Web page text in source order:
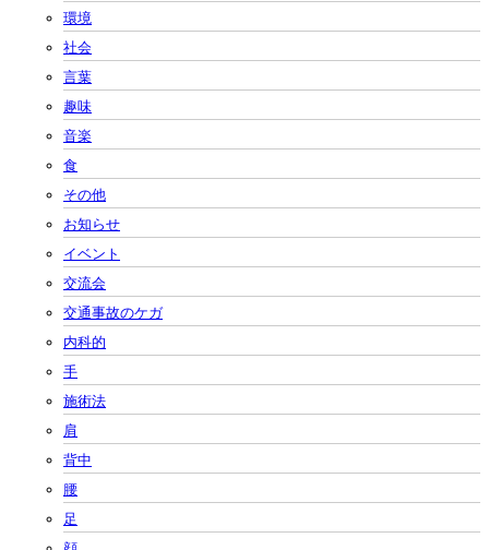
環境
社会
言葉
趣味
音楽
食
その他
お知らせ
イベント
交流会
交通事故のケガ
内科的
手
施術法
肩
背中
腰
足